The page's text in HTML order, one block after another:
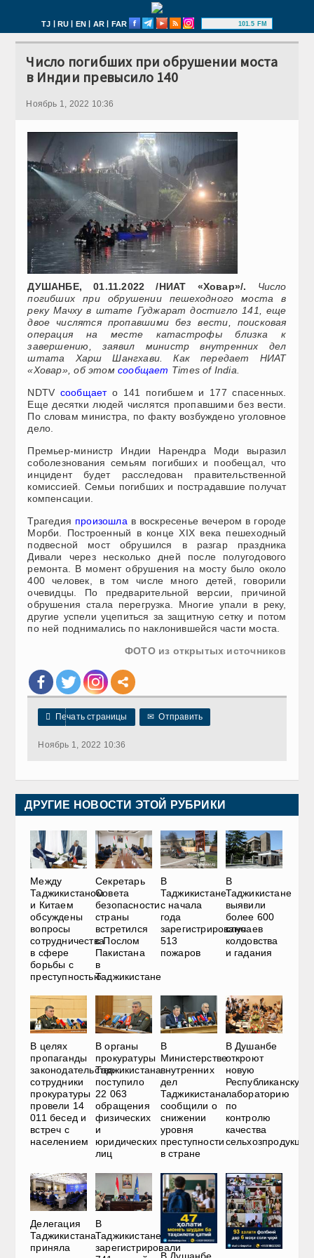
TJ | RU | EN | AR | FAR 101.5 FM
Число погибших при обрушении моста
в Индии превысило 140
Ноябрь 1, 2022 10:36
ДУШАНБЕ, 01.11.2022 /НИАТ «Ховар»/. Число
погибших при обрушении пешеходного моста в
реку Мачху в штате Гуджарат достигло 141, еще
двое числятся пропавшими без вести, поисковая
операция на месте катастрофы близка к
завершению, заявил министр внутренних дел
штата Харш Шангхави. Как передает НИАТ
«Ховар», об этом сообщает Times of India.
NDTV сообщаето 141 погибшем и 177 спасенных.
Еще десятки людей числятся пропавшими без вести.
По словам министра, по факту возбуждено уголовное
дело.
Премьер-министр Индии Нарендра Моди выразил
соболезнования семьям погибших и пообещал, что
инцидент будет расследован правительственной
комиссией. Семьи погибших и пострадавшие получат
компенсации.
Трагедия произошла в воскресенье вечером в городе
Морби. Построенный в конце XIX века пешеходный
подвесной мост обрушился в разгар праздника
Дивали через несколько дней после полугодового
ремонта. В момент обрушения на мосту было около
400 человек, в том числе много детей, говорили
очевидцы. По предварительной версии, причиной
обрушения стала перегрузка. Многие упали в реку,
другие успели уцепиться за защитную сетку и потом
по ней поднимались по наклонившейся части моста.
ФОТО из открытых источников
 Печать страницы ✉ Отправить
Ноябрь 1, 2022 10:36
ДРУГИЕ НОВОСТИ ЭТОЙ РУБРИКИ
Между
Таджикистаном
и Китаем
обсуждены
вопросы
сотрудничества
в сфере
борьбы с
преступностью
Секретарь
Совета
безопасности
страны
встретился
с Послом
Пакистана
в
Таджикистане
В
Таджикистане
с начала
года
зарегистрировано
513
пожаров
В
Таджикистане
выявили
более 600
случаев
колдовства
и гадания
В целях
пропаганды
законодательства
сотрудники
прокуратуры
провели 14
011 бесед и
встреч с
населением
В органы
прокуратуры
Таджикистана
поступило
22 063
обращения
физических
и
юридических
лиц
В
Министерстве
внутренних
дел
Таджикистана
сообщили о
снижении
уровня
преступности
в стране
В Душанбе
откроют
новую
Республиканскую
лабораторию
по
контролю
качества
сельхозпродукции
Делегация
Таджикистана
приняла
В
Таджикистане
зарегистрировали
В Душанбе